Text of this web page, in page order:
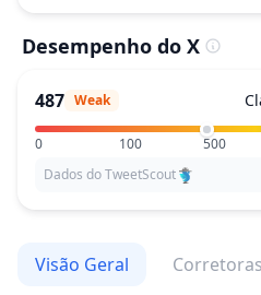
Desempenho do X
487 Weak
0 100 500
Dados do TweetScout
Visão Geral Corretoras